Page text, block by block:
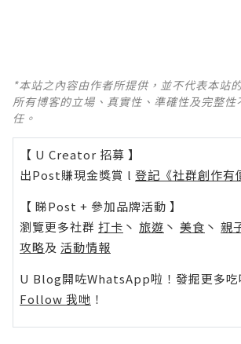
*本站之內容由作者所提供，並不代表本站
所有博客的立場、真實性、準確性及完整性
任。
【 U Creator 招募 】
出Post賺現金獎賞 l 登記《社群創作有
【 睇Post + 參加品牌活動 】
瀏覽更多社群 打卡 丶 旅遊 丶 美食 丶 親
攻略及 活動情報
U Blog開咗WhatsApp啦！發掘更多吃
Follow 我哋 ！